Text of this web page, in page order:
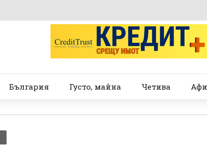
България Густо, майна Четива